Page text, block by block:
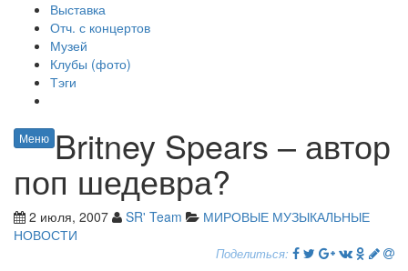
Выставка
Отч. с концертов
Музей
Клубы (фото)
Тэги
Меню Britney Spears – автор
поп шедевра?
2 июля, 2007 SR' Team
МИРОВЫЕ МУЗЫКАЛЬНЫЕ
НОВОСТИ
Поделиться: